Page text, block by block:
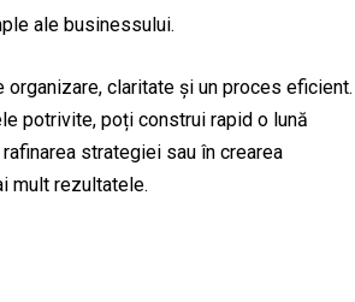
ale businessului.
claritate și un proces eficient.
potrivite, poți construi rapid o lună
strategiei sau în crearea
mult rezultatele.